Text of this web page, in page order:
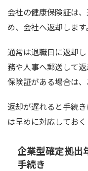
会社の健康保険証は
め、会社へ返却します。
通常は退職日に返却
務や人事へ郵送して
保険証がある場合は
返却が遅れると手続
は早めに対応しておく
企業型確定拠出
手続き